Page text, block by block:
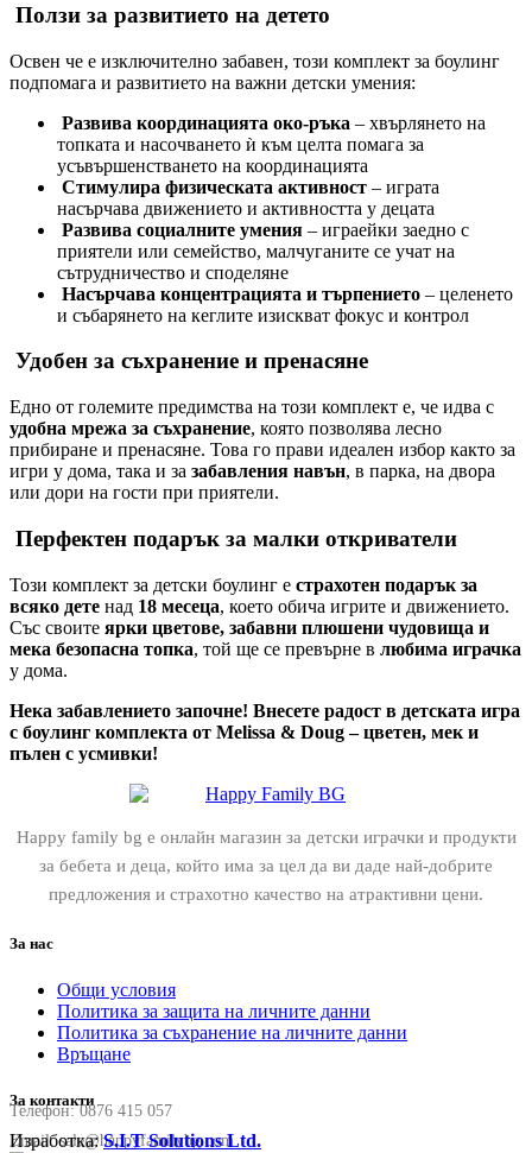
Ползи за развитието на детето
Освен че е изключително забавен, този комплект за боулинг
подпомага и развитието на важни детски умения:
Развива координацията око-ръка – хвърлянето на
топката и насочването ѝ към целта помага за
усъвършенстването на координацията
Стимулира физическата активност – играта
насърчава движението и активността у децата
Развива социалните умения – играейки заедно с
приятели или семейство, малчуганите се учат на
сътрудничество и споделяне
Насърчава концентрацията и търпението – целенето
и събарянето на кеглите изискват фокус и контрол
Удобен за съхранение и пренасяне
Едно от големите предимства на този комплект е, че идва с
удобна мрежа за съхранение, която позволява лесно
прибиране и пренасяне. Това го прави идеален избор както за
игри у дома, така и за забавления навън, в парка, на двора
или дори на гости при приятели.
Перфектен подарък за малки откриватели
Този комплект за детски боулинг е страхотен подарък за
всяко дете над 18 месеца, което обича игрите и движението.
Със своите ярки цветове, забавни плюшени чудовища и
мека безопасна топка, той ще се превърне в любима играчка
у дома.
Нека забавлението започне! Внесете радост в детската игра
с боулинг комплекта от Melissa & Doug – цветен, мек и
пълен с усмивки!
Happy family bg е онлайн магазин за детски играчки и продукти
за бебета и деца, който има за цел да ви даде най-добрите
предложения и страхотно качество на атрактивни цени.
За нас
Общи условия
Политика за защита на личните данни
Политика за съхранение на личните данни
Връщане
За контакти
Телефон:0876 415 057
Email:sale@happyfamilybg.com
Изработка:S.I.T Solutions Ltd.